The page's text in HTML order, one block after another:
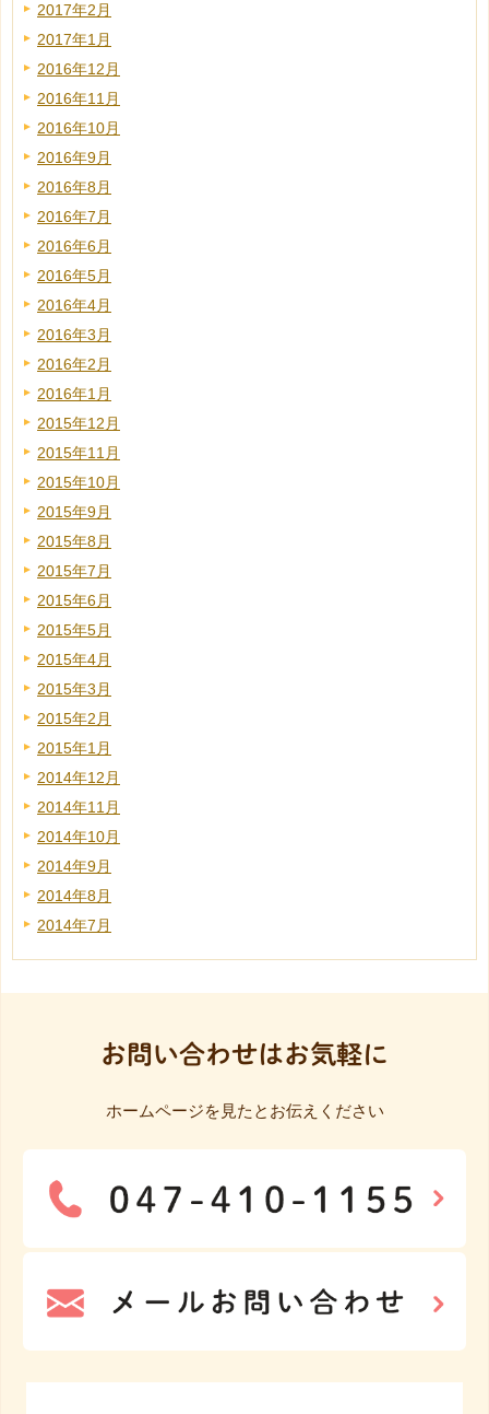
2017年2月
2017年1月
2016年12月
2016年11月
2016年10月
2016年9月
2016年8月
2016年7月
2016年6月
2016年5月
2016年4月
2016年3月
2016年2月
2016年1月
2015年12月
2015年11月
2015年10月
2015年9月
2015年8月
2015年7月
2015年6月
2015年5月
2015年4月
2015年3月
2015年2月
2015年1月
2014年12月
2014年11月
2014年10月
2014年9月
2014年8月
2014年7月
お問い合わせはお気軽に
ホームページを見たとお伝えください